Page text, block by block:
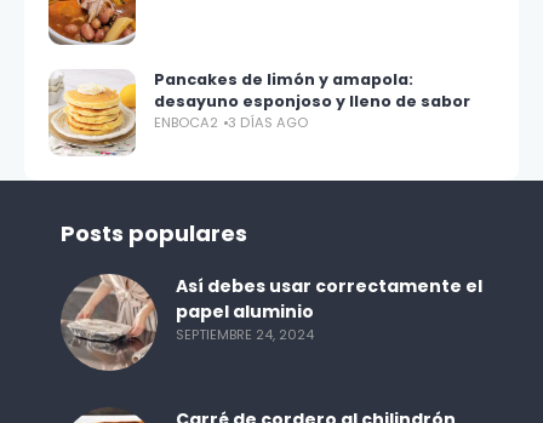
Pancakes de limón y amapola:
desayuno esponjoso y lleno de sabor
ENBOCA2 3 DÍAS AGO
Posts populares
Así debes usar correctamente el
papel aluminio
SEPTIEMBRE 24, 2024